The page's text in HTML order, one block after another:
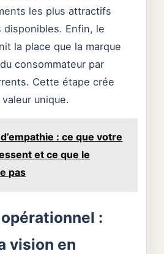
les plus attractifs
Enfin, le
la place que la marque
consommateur par
Cette étape crée
unique.
: ce que votre
et ce que le
pas
:
vision en